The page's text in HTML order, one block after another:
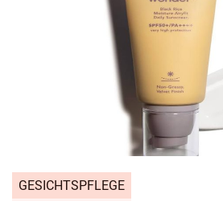
GESICHTSPFLEGE